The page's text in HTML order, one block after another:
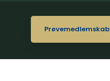
Prøvemedlemskab